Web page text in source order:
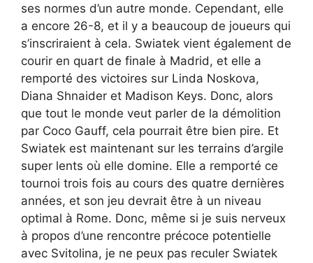
ses normes d’un autre monde. Cependant, elle
a encore 26-8, et il y a beaucoup de joueurs qui
s’inscriraient à cela. Swiatek vient également de
courir en quart de finale à Madrid, et elle a
remporté des victoires sur Linda Noskova,
Diana Shnaider et Madison Keys. Donc, alors
que tout le monde veut parler de la démolition
par Coco Gauff, cela pourrait être bien pire. Et
Swiatek est maintenant sur les terrains d’argile
super lents où elle domine. Elle a remporté ce
tournoi trois fois au cours des quatre dernières
années, et son jeu devrait être à un niveau
optimal à Rome. Donc, même si je suis nerveux
à propos d’une rencontre précoce potentielle
avec Svitolina, je ne peux pas reculer Swiatek